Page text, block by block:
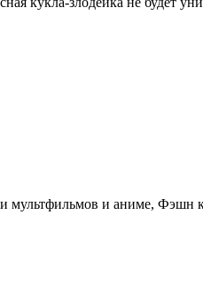
мультфильмов и аниме, Фэшн